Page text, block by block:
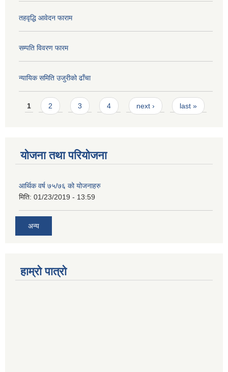
तहवृद्धि आवेदन फाराम
सम्पति विवरण फारम
न्यायिक समिति उजुरीको ढाँचा
Pages
1 2 3 4 next › last »
योजना तथा परियोजना
आर्थिक वर्ष ७५/७६ को योजनाहरु
मिति: 01/23/2019 - 13:59
अन्य
हाम्रो पात्रो